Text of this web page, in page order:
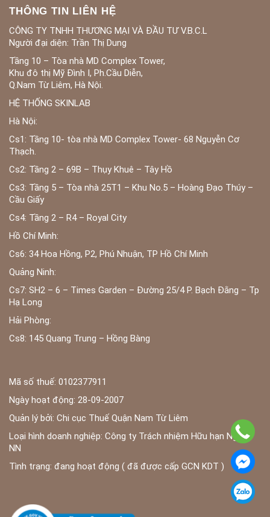
THÔNG TIN LIÊN HỆ
CÔNG TY TNHH THƯƠNG MẠI VÀ ĐẦU TƯ V.B.C.L
Người đại diện: Trần Thị Dung
Tầng 10 – Tòa nhà MD Complex Tower,
Khu đô thị Mỹ Đình I, Ph.Cầu Diễn,
Q.Nam Từ Liêm, Hà Nội.
HỆ THỐNG SKINLAB
Hà Nội:
Cs1: Tầng 10- tòa nhà MD Complex Tower- 68 Nguyễn Cơ
Thạch.
Cs2: Tầng 2 – 69B – Thụy Khuê – Tây Hồ
Cs3: Tầng 5 – Tòa nhà 25T1 – Khu No.5 – Hoàng Đạo Thúy –
Cầu Giấy
Cs4: Tầng 2 – R4 – Royal City
Hồ Chí Minh:
Cs6: 34 Hoa Hồng, P2, Phú Nhuận, TP Hồ Chí Minh
Quảng Ninh:
Cs7: SH2 – 6 – Times Garden – Đường 25/4 P. Bạch Đằng – Tp
Hạ Long
Hải Phòng:
Cs8: 145 Quang Trung – Hồng Bàng
Mã số thuế: 0102377911
Ngày hoạt động: 28-09-2007
Quản lý bởi: Chi cục Thuế Quận Nam Từ Liêm
Loại hình doanh nghiệp: Công ty Trách nhiệm Hữu hạn Ngoài
NN
Tình trạng: đang hoạt động ( đã được cấp GCN KDT )